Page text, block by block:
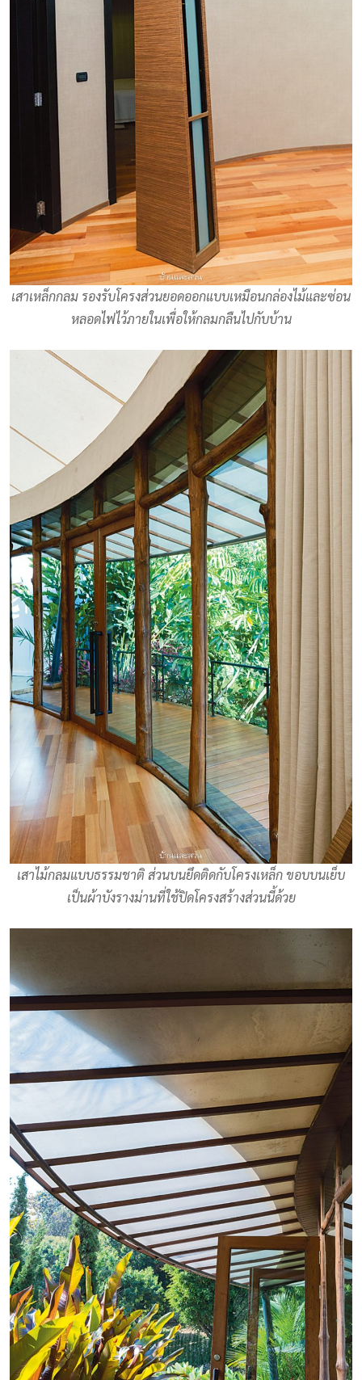
เสาเหล็กกลม รองรับโครงส่วนยอดออกแบบเหมือนกล่องไม้และซ่อน
หลอดไฟไว้ภายในเพื่อให้กลมกลืนไปกับบ้าน
เสาไม้กลมแบบธรรมชาติ ส่วนบนยึดติดกับโครงเหล็ก ขอบบนเย็บ
เป็นผ้าบังรางม่านที่ใช้ปิดโครงสร้างส่วนนี้ด้วย